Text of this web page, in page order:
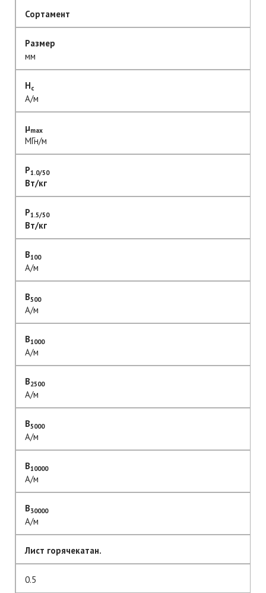
Сортамент
Размер
мм
Hc
А/м
μmax
МГн/м
P1.0/50
Вт/кг
P1.5/50
Вт/кг
B100
А/м
B500
А/м
B1000
А/м
B2500
А/м
B5000
А/м
B10000
А/м
B30000
А/м
Лист горячекатан.
0.5